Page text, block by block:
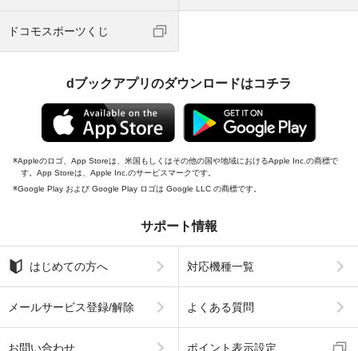
ドコモスポーツくじ
dブックアプリのダウンロードはコチラ
Appleのロゴ、App Storeは、米国もしくはその他の国や地域におけるApple Inc.の商標で
す。App Storeは、Apple Inc.のサービスマークです。
Google Play および Google Play ロゴは Google LLC の商標です。
サポート情報
はじめての方へ 対応機種一覧
メールサービス登録/解除 よくある質問
お問い合わせ ポイント表示設定